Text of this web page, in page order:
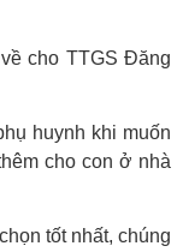
cho TTGS Đăng
huynh khi muốn
cho con ở nhà
tốt nhất, chúng